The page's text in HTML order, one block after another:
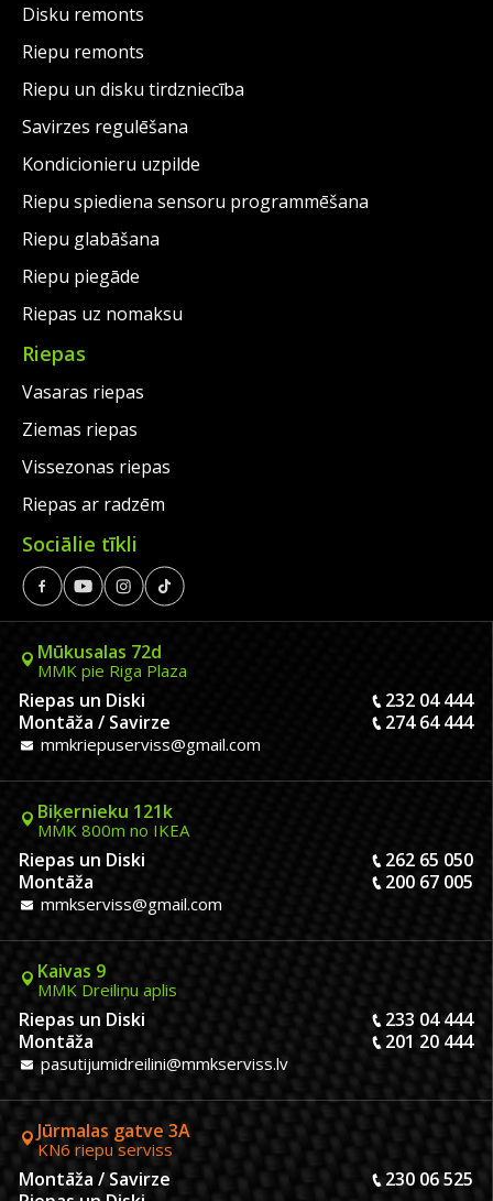
Disku remonts
Riepu remonts
Riepu un disku tirdzniecība
Savirzes regulēšana
Kondicionieru uzpilde
Riepu spiediena sensoru programmēšana
Riepu glabāšana
Riepu piegāde
Riepas uz nomaksu
Riepas
Vasaras riepas
Ziemas riepas
Vissezonas riepas
Riepas ar radzēm
Sociālie tīkli
Mūkusalas 72d
MMK pie Riga Plaza
Riepas un Diski
232 04 444
Montāža / Savirze
274 64 444
mmkriepuserviss@gmail.com
Biķernieku 121k
MMK 800m no IKEA
Riepas un Diski
262 65 050
Montāža
200 67 005
mmkserviss@gmail.com
Kaivas 9
MMK Dreiliņu aplis
Riepas un Diski
233 04 444
Montāža
201 20 444
pasutijumidreilini@mmkserviss.lv
Jūrmalas gatve 3A
KN6 riepu serviss
Montāža / Savirze
230 06 525